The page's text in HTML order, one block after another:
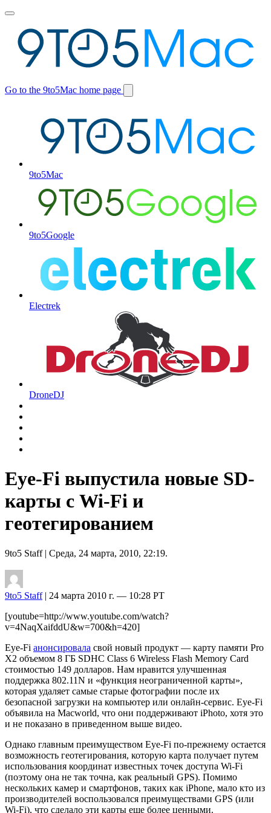
Toggle
menu
Go to the 9to5Mac home page
Switch
9to5Mac
9to5Google
Electrek
DroneDJ
Eye-Fi выпустила новые SD-
карты с Wi-Fi и
геотегированием
9to5 Staff| Среда, 24 марта, 2010, 22:19.
9to5 Staff| 24 марта 2010 г. — 10:28 PT
[youtube=http://www.youtube.com/watch?
v=4NaqXaifddU&w=700&h=420]
Eye-Fi анонсировала свой новый продукт — карту памяти Pro
X2 объемом 8 ГБ SDHC Class 6 Wireless Flash Memory Card
стоимостью 149 долларов. Нам нравится улучшенная
поддержка 802.11N и «функция неограниченной карты»,
которая удаляет самые старые фотографии после их
безопасной загрузки на компьютер или онлайн-сервис. Eye-Fi
объявила на Macworld, что они поддерживают iPhoto, хотя это
и не показано в приведенном выше видео.
Однако главным преимуществом Eye-Fi по-прежнему остается
возможность геотегирования, которую карта получает путем
использования координат известных точек доступа Wi-Fi
(поэтому она не так точна, как реальный GPS). Помимо
нескольких камер и смартфонов, таких как iPhone, мало кто из
производителей воспользовался преимуществами GPS (или
Wi-Fi), что сделало эти карты еще более ценными.